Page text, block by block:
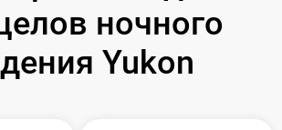
ночного
Yukon